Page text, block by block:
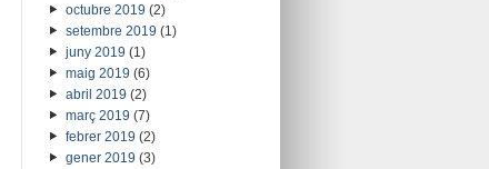
octubre 2019 (2)
setembre 2019 (1)
juny 2019 (1)
maig 2019 (6)
abril 2019 (2)
març 2019 (7)
febrer 2019 (2)
gener 2019 (3)